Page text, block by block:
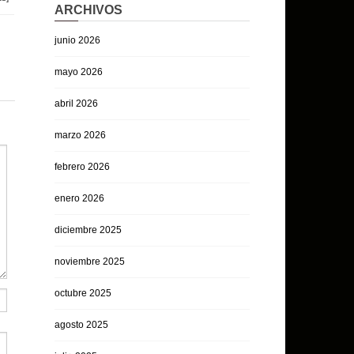
ARCHIVOS
junio 2026
mayo 2026
abril 2026
marzo 2026
febrero 2026
enero 2026
diciembre 2025
noviembre 2025
octubre 2025
agosto 2025